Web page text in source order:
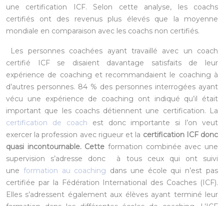
une certification ICF. Selon cette analyse, les coachs
certifiés ont des revenus plus élevés que la moyenne
mondiale en comparaison avec les coachs non certifiés.
Les personnes coachées ayant travaillé avec un coach
certifié ICF se disaient davantage satisfaits de leur
expérience de coaching et recommandaient le coaching à
d’autres personnes. 84 % des personnes interrogées ayant
vécu une expérience de coaching ont indiqué qu’il était
important que les coachs détiennent une certification. La
certification de coach est donc importante si l’on veut
exercer la profession avec rigueur et la certification ICF donc
quasi incontournable. Cette formation combinée avec une
supervision s’adresse donc à tous ceux qui ont suivi
une formation au coaching dans une école qui n’est pas
certifiée par la Fédération International des Coaches (ICF).
Elles s’adressent également aux élèves ayant terminé leur